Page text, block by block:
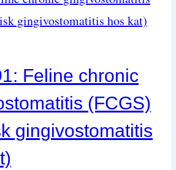
øjenprolaps)
Feline chronic
(FCGS)
gingivostomatitis